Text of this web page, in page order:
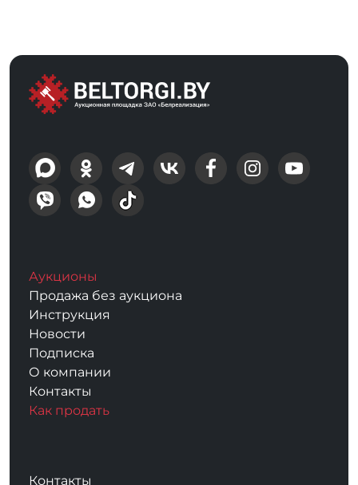
Аукционы
Продажа без аукциона
Инструкция
Новости
Подписка
О компании
Контакты
Как продать
Контакты